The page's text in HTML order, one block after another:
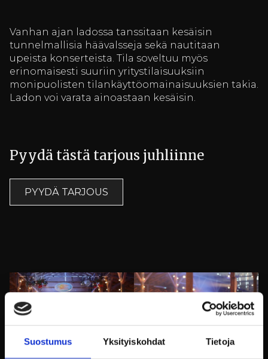
Suostumus Yksityiskohdat Tietoja
Vanhan ajan ladossa tanssitaan kesäisin
tunnelmallisia häävalsseja sekä nautitaan
upeista konserteista. Tila soveltuu myös
erinomaisesti suuriin yritystilaisuuksiin
monipuolisten tilankäyttöomainaisuuksien takia.
Ladon voi varata ainoastaan kesäisin.
Pyydä tästä tarjous juhliinne
PYYDÄ TARJOUS